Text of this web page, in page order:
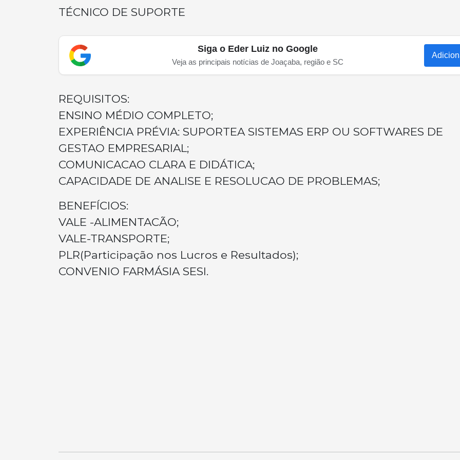
TÉCNICO DE SUPORTE
Siga o Eder Luiz no Google
Veja as principais notícias de Joaçaba, região e SC
REQUISITOS:
ENSINO MÉDIO COMPLETO;
EXPERIÊNCIA PRÉVIA: SUPORTEA SISTEMAS ERP OU SOFTWARES DE
GESTAO EMPRESARIAL;
COMUNICACAO CLARA E DIDÁTICA;
CAPACIDADE DE ANALISE E RESOLUCAO DE PROBLEMAS;
BENEFÍCIOS:
VALE -ALIMENTACÃO;
VALE-TRANSPORTE;
PLR(Participação nos Lucros e Resultados);
CONVENIO FARMÁSIA SESI.